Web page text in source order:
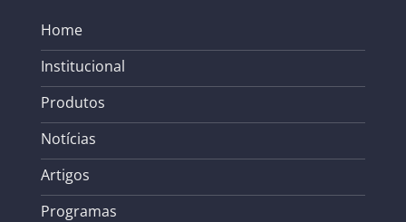
Home
Institucional
Produtos
Notícias
Artigos
Programas